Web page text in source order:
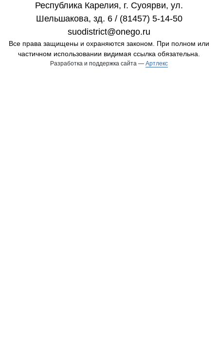
Республика Карелия, г. Cуоярви, ул.
Шельшакова, зд. 6 / (81457) 5-14-50
suodistrict@onego.ru
Все права защищены и охраняются законом. При полном или
частичном использовании видимая ссылка обязательна.
Разработка и поддержка сайта — Артлекс